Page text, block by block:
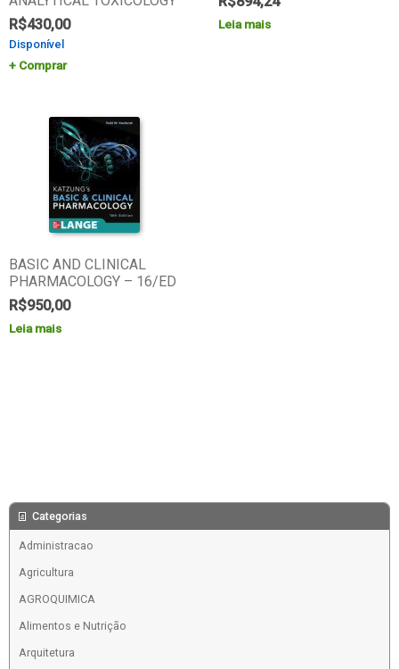
R$430,00
Disponível
Comprar
Leia mais
BASIC AND CLINICAL
PHARMACOLOGY – 16/ED
R$950,00
Leia mais
Categorias
Administracao
Agricultura
AGROQUIMICA
Alimentos e Nutrição
Arquitetura